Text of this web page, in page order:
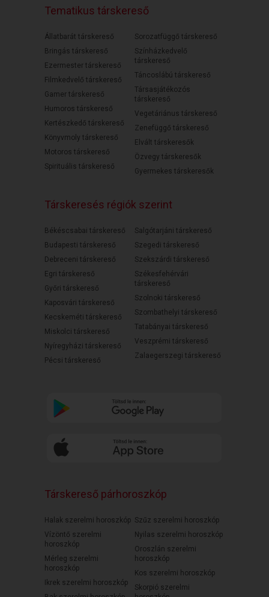
Tematikus társkereső
Állatbarát társkereső
Bringás társkereső
Ezermester társkereső
Filmkedvelő társkereső
Gamer társkereső
Humoros társkereső
Kertészkedő társkereső
Könyvmoly társkereső
Motoros társkereső
Spirituális társkereső
Sorozatfüggő társkereső
Színházkedvelő
társkereső
Táncoslábú társkereső
Társasjátékozós
társkereső
Vegetáriánus társkereső
Zenefüggő társkereső
Elvált társkeresők
Özvegy társkeresők
Gyermekes társkeresők
Társkeresés régiók szerint
Békéscsabai társkereső
Budapesti társkereső
Debreceni társkereső
Egri társkereső
Győri társkereső
Kaposvári társkereső
Kecskeméti társkereső
Miskolci társkereső
Nyíregyházi társkereső
Pécsi társkereső
Salgótarjáni társkereső
Szegedi társkereső
Szekszárdi társkereső
Székesfehérvári
társkereső
Szolnoki társkereső
Szombathelyi társkereső
Tatabányai társkereső
Veszprémi társkereső
Zalaegerszegi társkereső
Társkereső párhoroszkóp
Halak szerelmi horoszkóp
Vízöntő szerelmi
horoszkóp
Mérleg szerelmi
horoszkóp
Ikrek szerelmi horoszkóp
Szűz szerelmi horoszkóp
Nyilas szerelmi horoszkóp
Oroszlán szerelmi
horoszkóp
Kos szerelmi horoszkóp
Skorpió szerelmi